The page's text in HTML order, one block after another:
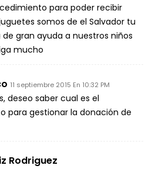
para poder recibir
somos de el Salvador tu
gran ayuda a nuestros niños
mucho
11 septiembre 2015 En 10:32 PM
deseo saber cual es el
para gestionar la donación de
Rodriguez